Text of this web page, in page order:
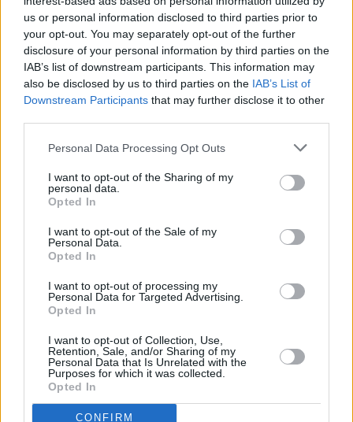
us or personal information disclosed to third parties prior to
your opt-out. You may separately opt-out of the further
disclosure of your personal information by third parties on the
IAB’s list of downstream participants. This information may
also be disclosed by us to third parties on the IAB’s List of
Downstream Participants that may further disclose it to other
Personal Data Processing Opt Outs
I want to opt-out of the Sharing of my
personal data.
Opted In
I want to opt-out of the Sale of my
Personal Data.
Opted In
I want to opt-out of processing my
Personal Data for Targeted Advertising.
Opted In
I want to opt-out of Collection, Use,
Retention, Sale, and/or Sharing of my
Personal Data that Is Unrelated with the
Purposes for which it was collected.
Opted In
CONFIRM
06.08.2026 -Bosch Powertrain s.r.o. • seřizování strojů • mzda
náborový bonus 100.000 Kč • ubytování (Jihlava, okres Jihlava)
... další nabídky zaměstnání
Vybrané články
Prima sport - co nabídne v prvním
vysílacím týdnu
Kdy a kde bude Prima sport k
Dovolená u moře•Bazény